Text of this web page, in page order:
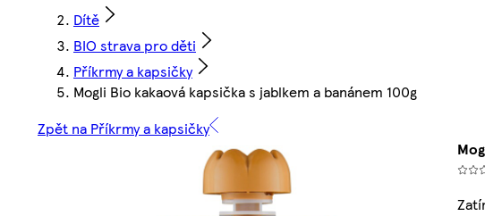
Dítě
BIO strava pro děti
Příkrmy a kapsičky
Mogli Bio kakaová kapsička s jablkem a banánem 100g
Zpět na Příkrmy a kapsičky